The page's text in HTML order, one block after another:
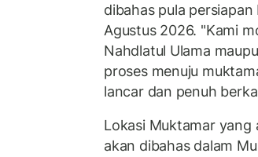
dibahas pula
Agustus 2026. "Kami
Nahdlatul Ulama
proses menuju
lancar dan penuh
Lokasi Muktamar
akan dibahas dalam